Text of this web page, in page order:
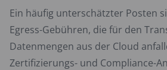
Ein häufig unterschätzter Posten
Egress-Gebühren, die für den
Datenmengen aus der Cloud
Zertifizierungs- und Compliance-